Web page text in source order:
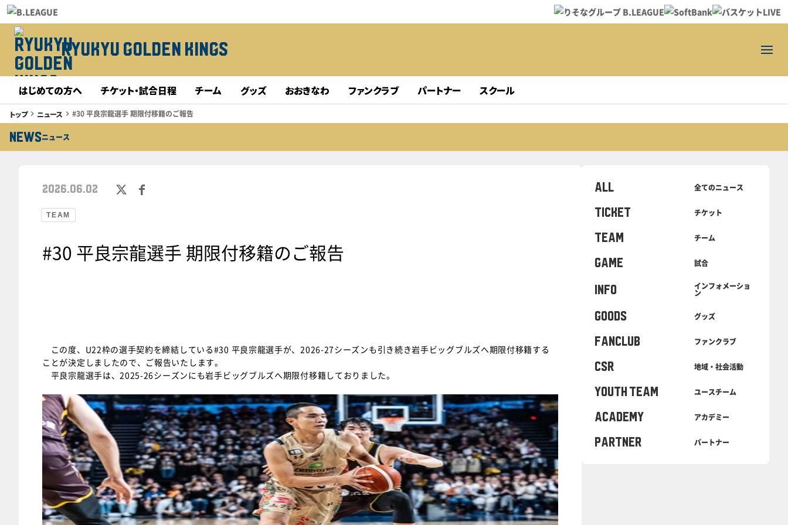
RYUKYU GOLDEN KINGS
はじめての方へ チケット・試合日程 チーム グッズ おおきなわ ファンクラブ パートナー スクール
トップkeyboard_arrow_right ニュース keyboard_arrow_right #30 平良宗龍選手 期限付移籍のご報告
NEWSニュース
TEAM
2026.06.02
#30 平良宗龍選手 期限付移籍のご報告
この度、U22枠の選手契約を締結している#30 平良宗龍選手が、2026-27シーズンも引き続き岩手ビッグブルズへ期限付移籍する
ことが決定しましたので、ご報告いたします。
平良宗龍選手は、2025-26シーズンにも岩手ビッグブルズへ期限付移籍しておりました。
ALL 全てのニュース
TICKET チケット
TEAM チーム
GAME 試合
INFO インフォメーショ
ン
GOODS グッズ
FANCLUB ファンクラブ
CSR 地域・社会活動
YOUTH TEAM ユースチーム
ACADEMY アカデミー
PARTNER パートナー